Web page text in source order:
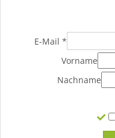
E-Mail *
Vorname
Nachname